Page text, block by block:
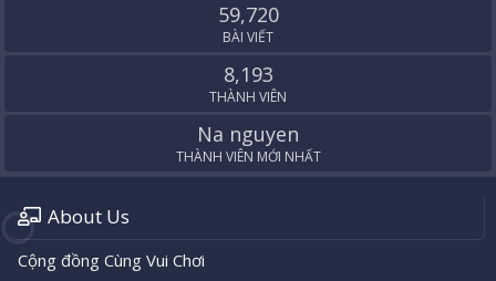
59,720
BÀI VIẾT
8,193
THÀNH VIÊN
Na nguyen
THÀNH VIÊN MỚI NHẤT
About Us
Cộng đồng Cùng Vui Chơi